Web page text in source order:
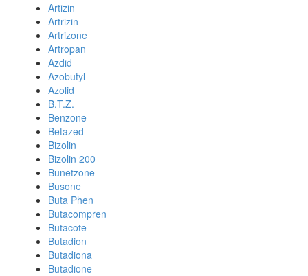
Artizin
Artrizin
Artrizone
Artropan
Azdid
Azobutyl
Azolid
B.T.Z.
Benzone
Betazed
Bizolin
Bizolin 200
Bunetzone
Busone
Buta Phen
Butacompren
Butacote
Butadion
Butadiona
Butadione